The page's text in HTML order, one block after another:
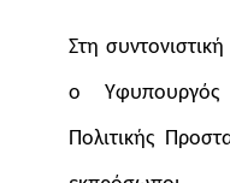
Στη
ο Υφυπουργός
Πολιτικής